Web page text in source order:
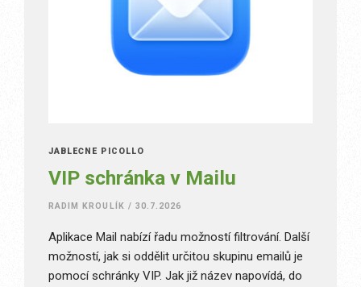
JABLEČNÉ PICOLLO
VIP schránka v Mailu
RADIM KROULÍK / 30.7.2026
Aplikace Mail nabízí řadu možností filtrování. Další
možností, jak si oddělit určitou skupinu emailů je
pomocí schránky VIP. Jak již název napovídá, do